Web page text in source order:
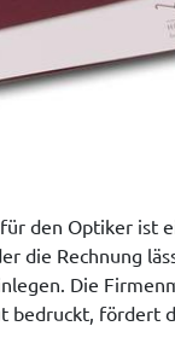
den Optiker ist
die Rechnung
Die
bedruckt, fördert